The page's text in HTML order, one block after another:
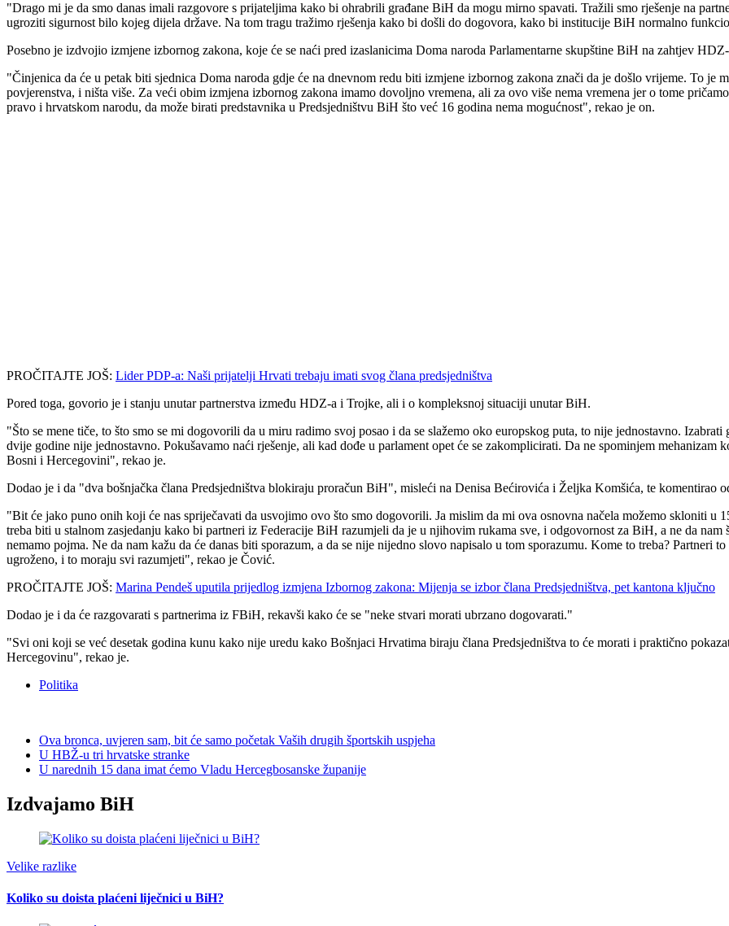
"Drago mi je da smo danas imali razgovore s prijateljima kako bi ohrabrili građane BiH da mogu mirno spavati. Tražili smo rješenje na
ugroziti sigurnost bilo kojeg dijela države. Na tom tragu tražimo rješenja kako bi došli do dogovora, kako bi institucije BiH normalno
Posebno je izdvojio izmjene izbornog zakona, koje će se naći pred izaslanicima Doma naroda Parlamentarne skupštine BiH na zahtjev
"Činjenica da će u petak biti sjednica Doma naroda gdje će na dnevnom redu biti izmjene izbornog zakona znači da je došlo vrijeme. To je
povjerenstva, i ništa više. Za veći obim izmjena izbornog zakona imamo dovoljno vremena, ali za ovo više nema vremena jer o tome
pravo i hrvatskom narodu, da može birati predstavnika u Predsjedništvu BiH što već 16 godina nema mogućnost", rekao je on.
PROČITAJTE JOŠ: Lider PDP-a: Naši prijatelji Hrvati trebaju imati svog člana predsjedništva
Pored toga, govorio je i stanju unutar partnerstva između HDZ-a i Trojke, ali i o kompleksnoj situaciji unutar BiH.
"Što se mene tiče, to što smo se mi dogovorili da u miru radimo svoj posao i da se slažemo oko europskog puta, to nije jednostavno.
dvije godine nije jednostavno. Pokušavamo naći rješenje, ali kad dođe u parlament opet će se zakomplicirati. Da ne spominjem
Bosni i Hercegovini", rekao je.
Dodao je i da "dva bošnjačka člana Predsjedništva blokiraju proračun BiH", misleći na Denisa Bećirovića i Željka Komšića, te komentirao
"Bit će jako puno onih koji će nas spriječavati da usvojimo ovo što smo dogovorili. Ja mislim da mi ova osnovna načela možemo skloniti u
treba biti u stalnom zasjedanju kako bi partneri iz Federacije BiH razumjeli da je u njihovim rukama sve, i odgovornost za BiH, a ne da
nemamo pojma. Ne da nam kažu da će danas biti sporazum, a da se nije nijedno slovo napisalo u tom sporazumu. Kome to treba? Partneri
ugroženo, i to moraju svi razumjeti", rekao je Čović.
PROČITAJTE JOŠ: Marina Pendeš uputila prijedlog izmjena Izbornog zakona: Mijenja se izbor člana Predsjedništva, pet kantona ključno
Dodao je i da će razgovarati s partnerima iz FBiH, rekavši kako će se "neke stvari morati ubrzano dogovarati."
"Svi oni koji se već desetak godina kunu kako nije uredu kako Bošnjaci Hrvatima biraju člana Predsjedništva to će morati i praktično
Hercegovinu", rekao je.
Politika
Ova bronca, uvjeren sam, bit će samo početak Vaših drugih športskih uspjeha
U HBŽ-u tri hrvatske stranke
U narednih 15 dana imat ćemo Vladu Hercegbosanske županije
Izdvajamo BiH
Velike razlike
Koliko su doista plaćeni liječnici u BiH?